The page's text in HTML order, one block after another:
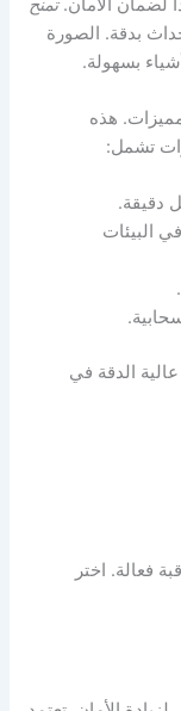
لضمان الأمان.تمنح
بدقة. الصورة
بسهولة.
هذه
تشمل:
البيئات
عالية الدقة في
فعالة. اختر